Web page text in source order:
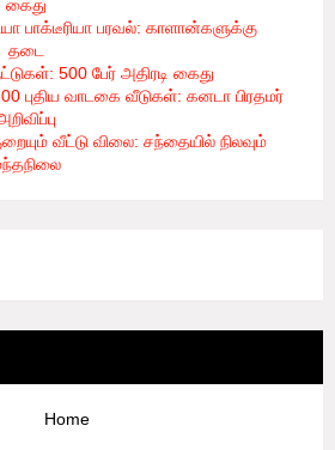
கைது
பாக்டீரியா பரவல்: காளான்களுக்கு
தடை
500 பேர் அதிரடி கைது
புதிய வாடகை வீடுகள்: கனடா பிரதமர்
வீட்டு விலை: சந்தையில் நிலவும்
- 8/6/2026
Home